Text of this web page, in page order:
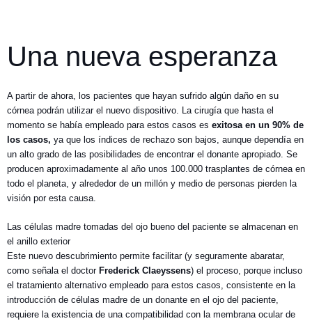
Una nueva esperanza
A partir de ahora, los pacientes que hayan sufrido algún daño en su
córnea podrán utilizar el nuevo dispositivo. La cirugía que hasta el
momento se había empleado para estos casos es exitosa en un 90% de
los casos, ya que los índices de rechazo son bajos, aunque dependía en
un alto grado de las posibilidades de encontrar el donante apropiado. Se
producen aproximadamente al año unos 100.000 trasplantes de córnea en
todo el planeta, y alrededor de un millón y medio de personas pierden la
visión por esta causa.
Las células madre tomadas del ojo bueno del paciente se almacenan en
el anillo exterior
Este nuevo descubrimiento permite facilitar (y seguramente abaratar,
como señala el doctor Frederick Claeyssens) el proceso, porque incluso
el tratamiento alternativo empleado para estos casos, consistente en la
introducción de células madre de un donante en el ojo del paciente,
requiere la existencia de una compatibilidad con la membrana ocular de